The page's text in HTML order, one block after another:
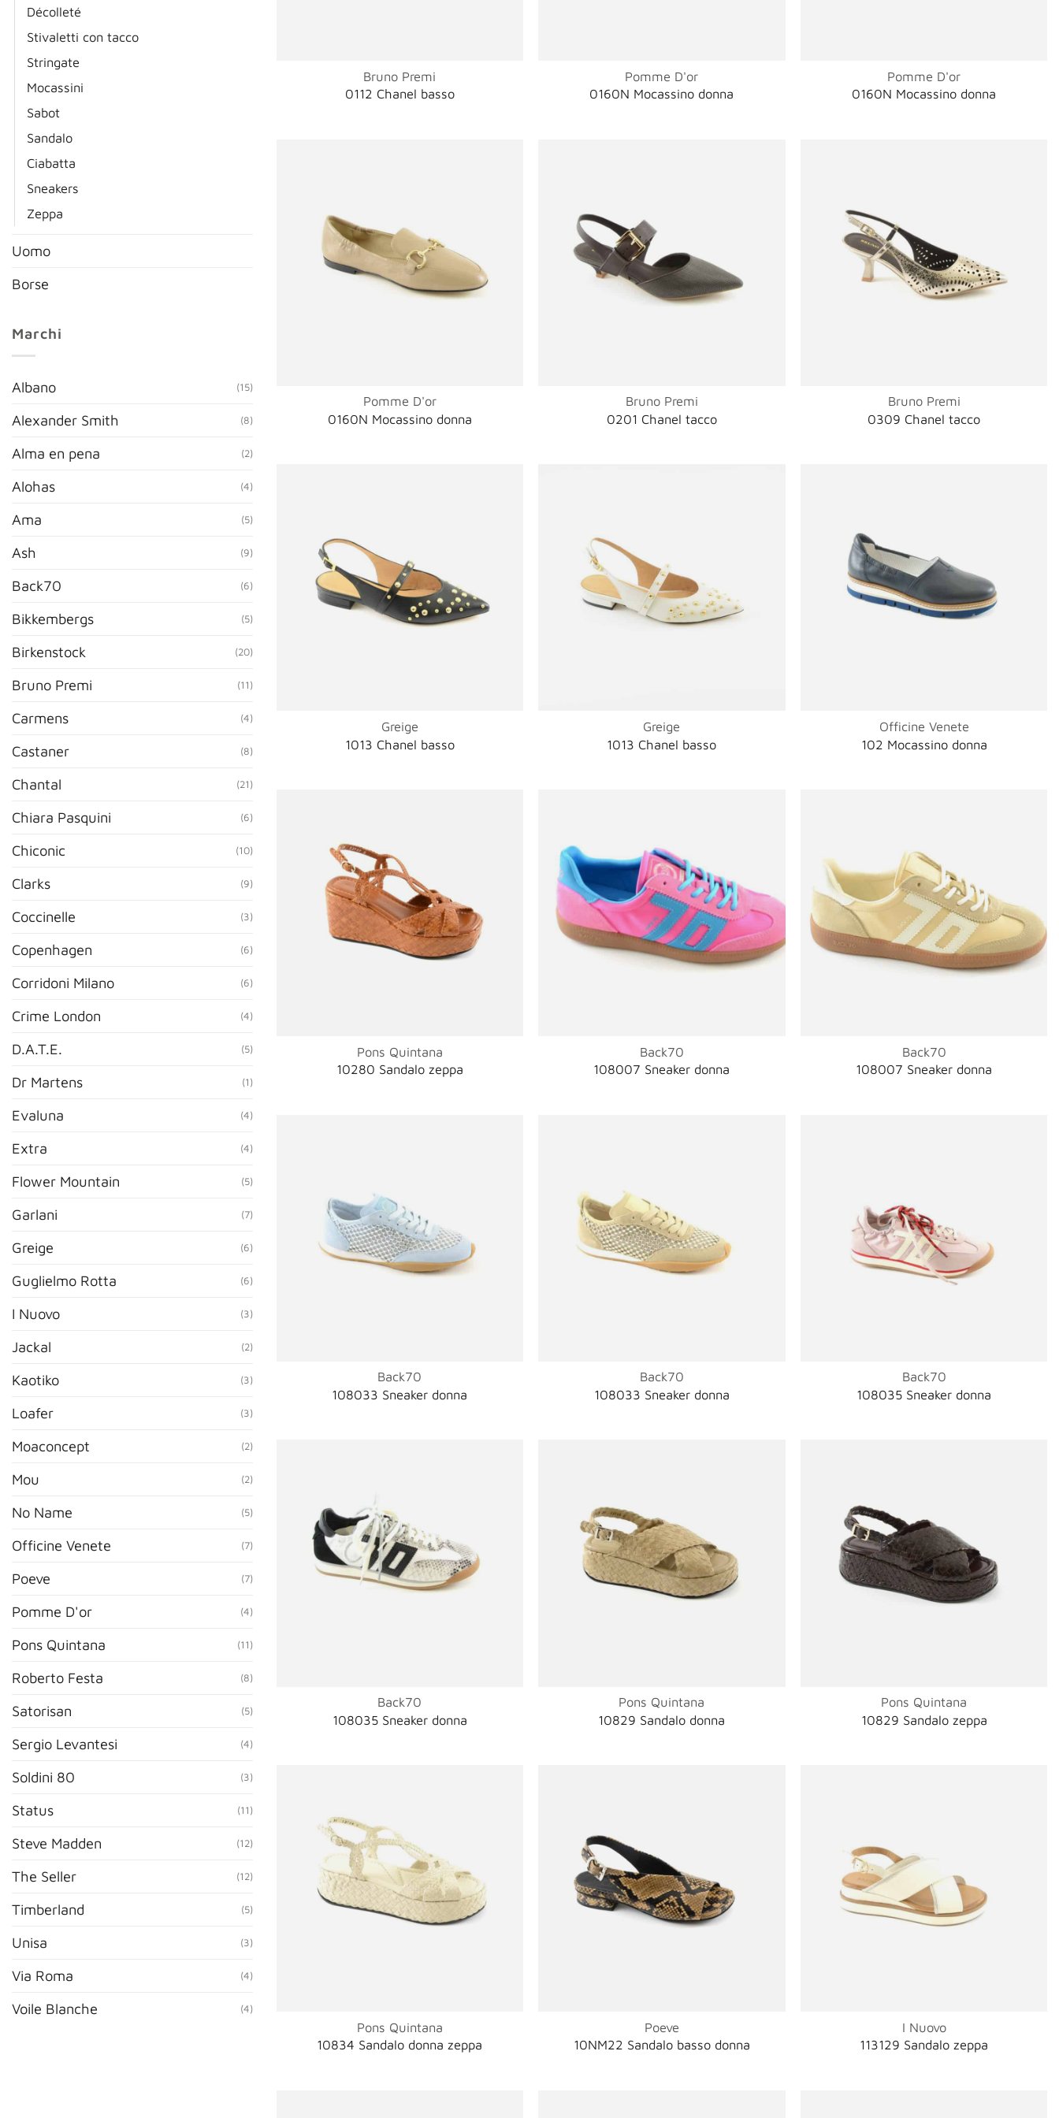
Décolleté
Stivaletti con tacco
Stringate
Mocassini
Sabot
Sandalo
Ciabatta
Sneakers
Zeppa
Uomo
Borse
Marchi
Albano (15)
Alexander Smith (8)
Alma en pena (2)
Alohas (4)
Ama (5)
Ash (9)
Back70 (6)
Bikkembergs (5)
Birkenstock (20)
Bruno Premi (11)
Carmens (4)
Castaner (8)
Chantal (21)
Chiara Pasquini (6)
Chiconic (10)
Clarks (9)
Coccinelle (3)
Copenhagen (6)
Corridoni Milano (6)
Crime London (4)
D.A.T.E. (5)
Dr Martens (1)
Evaluna (4)
Extra (4)
Flower Mountain (5)
Garlani (7)
Greige (6)
Guglielmo Rotta (6)
I Nuovo (3)
Jackal (2)
Kaotiko (3)
Loafer (3)
Moaconcept (2)
Mou (2)
No Name (5)
Officine Venete (7)
Poeve (7)
Pomme D'or (4)
Pons Quintana (11)
Roberto Festa (8)
Satorisan (5)
Sergio Levantesi (4)
Soldini 80 (3)
Status (11)
Steve Madden (12)
The Seller (12)
Timberland (5)
Unisa (3)
Via Roma (4)
Voile Blanche (4)
Bruno Premi
0112 Chanel basso
Pomme D'or
0160N Mocassino donna
Pomme D'or
0160N Mocassino donna
Pomme D'or
0160N Mocassino donna
Bruno Premi
0201 Chanel tacco
Bruno Premi
0309 Chanel tacco
Greige
1013 Chanel basso
Greige
1013 Chanel basso
Officine Venete
102 Mocassino donna
Pons Quintana
10280 Sandalo zeppa
Back70
108007 Sneaker donna
Back70
108007 Sneaker donna
Back70
108033 Sneaker donna
Back70
108033 Sneaker donna
Back70
108035 Sneaker donna
Back70
108035 Sneaker donna
Pons Quintana
10829 Sandalo donna
Pons Quintana
10829 Sandalo zeppa
Pons Quintana
10834 Sandalo donna zeppa
Poeve
10NM22 Sandalo basso donna
I Nuovo
113129 Sandalo zeppa